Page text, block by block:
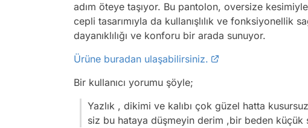
adım öteye taşıyor. Bu pantolon, oversize
cepli tasarımıyla da kullanışlılık ve fonksiyonellik
dayanıklılığı ve konforu bir arada sunuyor.
Ürüne buradan ulaşabilirsiniz.
Bir kullanıcı yorumu şöyle;
Yazlık , dikimi ve kalıbı çok güzel hatta
siz bu hataya düşmeyin derim ,bir beden küçük